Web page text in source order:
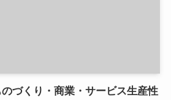
のづくり・商業・サービス生産性